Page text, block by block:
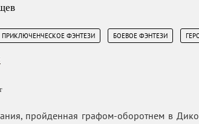
ПРИКЛЮЧЕНЧЕСКОЕ ФЭНТЕЗИ БОЕВОЕ ФЭНТЕЗИ
пройденная графом-оборотнем в